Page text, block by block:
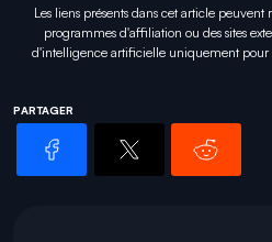
Les liens présents dans cet article peuvent
programmes d'affiliation ou des sites
d'intelligence artificielle uniquement pour
PARTAGER